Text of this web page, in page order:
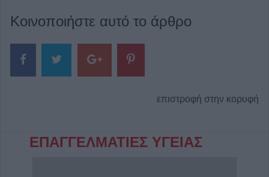
Κοινοποιήστε αυτό το άρθρο
επιστροφή στην κορυφή
ΕΠΑΓΓΕΛΜΑΤΙΕΣ ΥΓΕΙΑΣ